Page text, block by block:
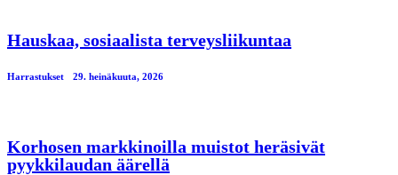
Hauskaa, sosiaalista terveysliikuntaa
Harrastukset 29. heinäkuuta, 2026
Korhosen markkinoilla muistot heräsivät
pyykkilaudan äärellä